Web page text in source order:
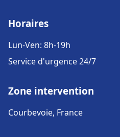
Horaires
Lun-Ven: 8h-19h
Service d'urgence 24/7
Zone intervention
Courbevoie, France